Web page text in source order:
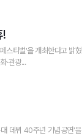
!
스티벌'을 개최한다고 밝혔
·관광...
데뷔 40주년 기념공연'을